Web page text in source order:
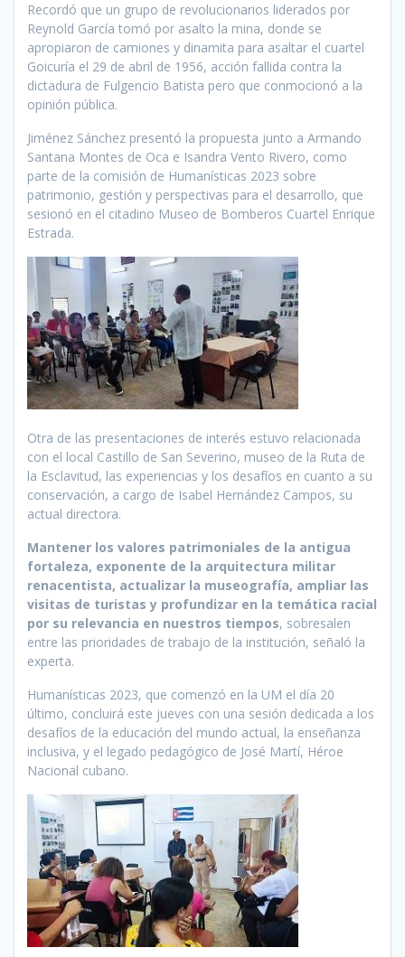
Recordó que un grupo de revolucionarios liderados por
Reynold García tomó por asalto la mina, donde se
apropiaron de camiones y dinamita para asaltar el cuartel
Goicuría el 29 de abril de 1956, acción fallida contra la
dictadura de Fulgencio Batista pero que conmocionó a la
opinión pública.
Jiménez Sánchez presentó la propuesta junto a Armando
Santana Montes de Oca e Isandra Vento Rivero, como
parte de la comisión de Humanísticas 2023 sobre
patrimonio, gestión y perspectivas para el desarrollo, que
sesionó en el citadino Museo de Bomberos Cuartel Enrique
Estrada.
Otra de las presentaciones de interés estuvo relacionada
con el local Castillo de San Severino, museo de la Ruta de
la Esclavitud, las experiencias y los desafíos en cuanto a su
conservación, a cargo de Isabel Hernández Campos, su
actual directora.
Mantener los valores patrimoniales de la antigua
fortaleza, exponente de la arquitectura militar
renacentista, actualizar la museografía, ampliar las
visitas de turistas y profundizar en la temática racial
por su relevancia en nuestros tiempos, sobresalen
entre las prioridades de trabajo de la institución, señaló la
experta.
Humanísticas 2023, que comenzó en la UM el día 20
último, concluirá este jueves con una sesión dedicada a los
desafíos de la educación del mundo actual, la enseñanza
inclusiva, y el legado pedagógico de José Martí, Héroe
Nacional cubano.